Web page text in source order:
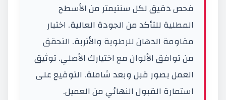
فحص دقيق لكل سنتيمتر من الأسطح
المطلية للتأكد من الجودة العالية. اختبار
مقاومة الدهان للرطوبة والأتربة. التحقق
من توافق الألوان مع اختيارك الأصلي. توثيق
العمل بصور قبل وبعد شاملة. التوقيع على
استمارة القبول النهائي من العميل.